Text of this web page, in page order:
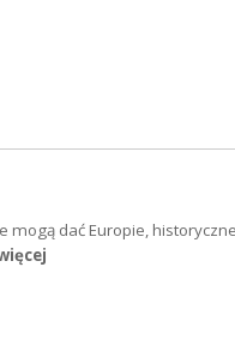
mogą dać Europie, historyczne